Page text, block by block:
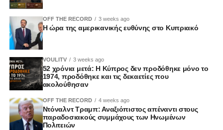
OFF THE RECORD 3 weeks ago
Η ώρα της αμερικανικής ευθύνης στο Κυπριακό
VOULITV 3 weeks ago
52 χρόνια μετά: Η Κύπρος δεν προδόθηκε μόνο το
1974, προδόθηκε και τις δεκαετίες που
ακολούθησαν
OFF THE RECORD 4 weeks ago
Ντόναλντ Τραμπ: Αναξιόπιστος απέναντι στους
παραδοσιακούς συμμάχους των Ηνωμένων
Πολιτειών